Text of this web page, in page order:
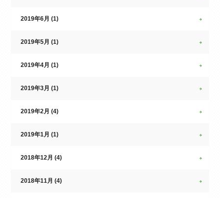
2019年6月 (1)
2019年5月 (1)
2019年4月 (1)
2019年3月 (1)
2019年2月 (4)
2019年1月 (1)
2018年12月 (4)
2018年11月 (4)